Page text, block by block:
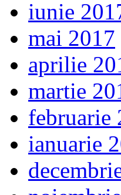
iunie
mai 2017
aprilie
martie
februarie
ianuarie